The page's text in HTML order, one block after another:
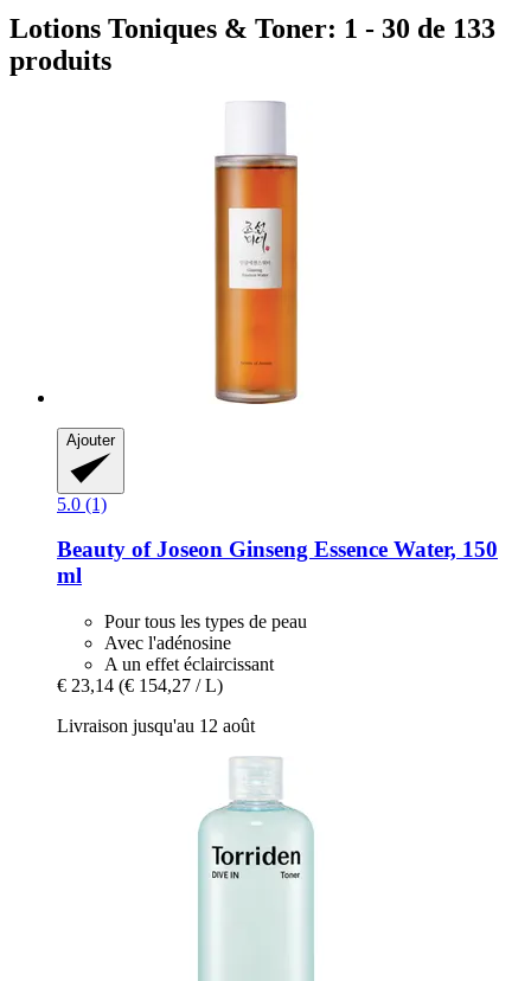
Lotions Toniques & Toner: 1 - 30 de 133
produits
Ajouter
5.0 (1)
Beauty of Joseon Ginseng Essence Water, 150
ml
Pour tous les types de peau
Avec l'adénosine
A un effet éclaircissant
€ 23,14 (€ 154,27 / L)
Livraison jusqu'au 12 août